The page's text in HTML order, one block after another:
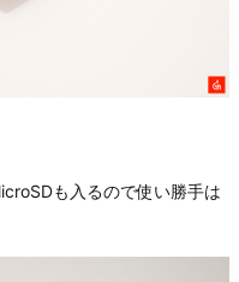
も入るので使い勝手は